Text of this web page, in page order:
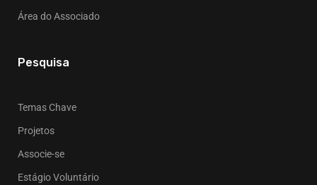
Área do Associado
Pesquisa
Temas Chave
Projetos
Associe-se
Estágio Voluntário